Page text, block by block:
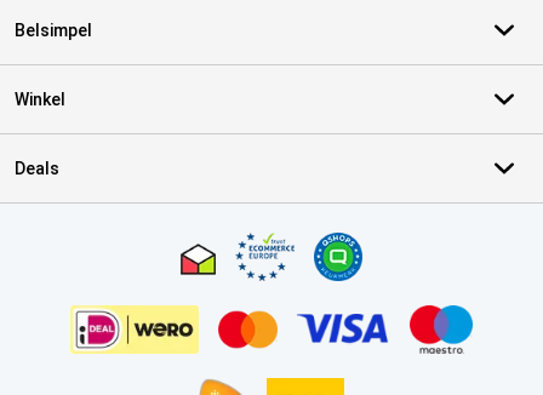
Belsimpel
Winkel
Deals